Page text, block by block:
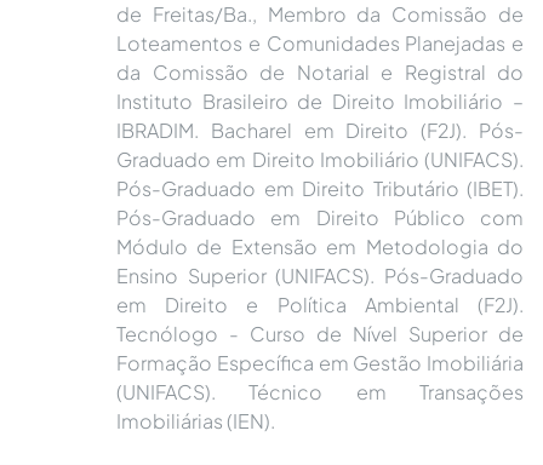
de Freitas/Ba., Membro da Comissão de
Loteamentos e Comunidades Planejadas e
da Comissão de Notarial e Registral do
Instituto Brasileiro de Direito Imobiliário –
IBRADIM. Bacharel em Direito (F2J). Pós-
Graduado em Direito Imobiliário (UNIFACS).
Pós-Graduado em Direito Tributário (IBET).
Pós-Graduado em Direito Público com
Módulo de Extensão em Metodologia do
Ensino Superior (UNIFACS). Pós-Graduado
em Direito e Política Ambiental (F2J).
Tecnólogo - Curso de Nível Superior de
Formação Específica em Gestão Imobiliária
(UNIFACS). Técnico em Transações
Imobiliárias (IEN).